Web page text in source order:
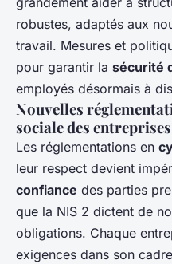
robustes, adaptés aux
travail. Mesures et
pour garantir la sécurité
employés désormais à
Nouvelles
sociale des entreprises
Les réglementations en
leur respect devient
confiance des parties
que la NIS 2 dictent de
obligations. Chaque
exigences dans son